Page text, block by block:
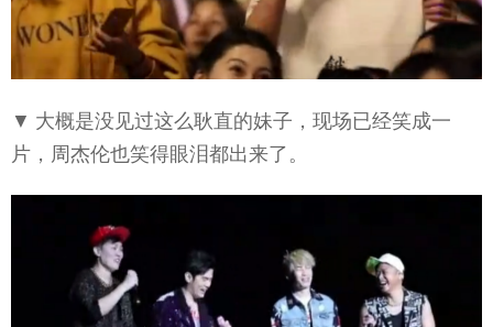
▼ 大概是没见过这么耿直的妹子，现场已经笑成一
片，周杰伦也笑得眼泪都出来了。